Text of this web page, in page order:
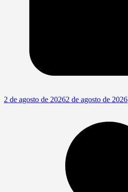
2 de agosto de 20262 de agosto de 2026